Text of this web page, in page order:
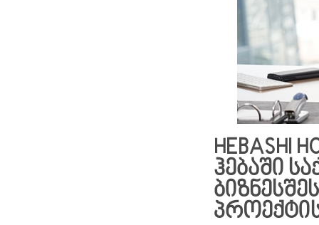
HEBASHI
ჰებაში